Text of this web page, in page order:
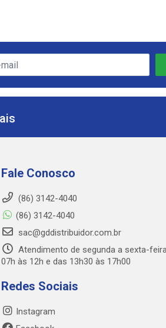
Fale Conosco
(86) 3142-4040
(86) 3142-4040
sac@gddistribuidor.com.br
Atendimento de segunda a sexta-
07h às 12h e das 13h30 às 17h00
Redes Sociais
Instagram